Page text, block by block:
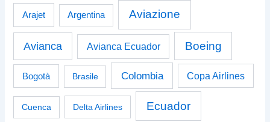
Arajet Argentina Aviazione
Avianca Avianca Ecuador Boeing
Bogotà Brasile Colombia Copa Airlines
Cuenca Delta Airlines Ecuador